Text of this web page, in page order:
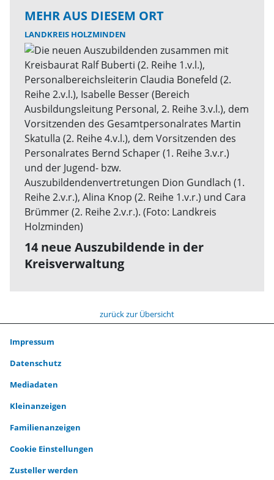
MEHR AUS DIESEM ORT
LANDKREIS HOLZMINDEN
14 neue Auszubildende in der
Kreisverwaltung
zurück zur Übersicht
Impressum
Datenschutz
Mediadaten
Kleinanzeigen
Familienanzeigen
Cookie Einstellungen
Zusteller werden